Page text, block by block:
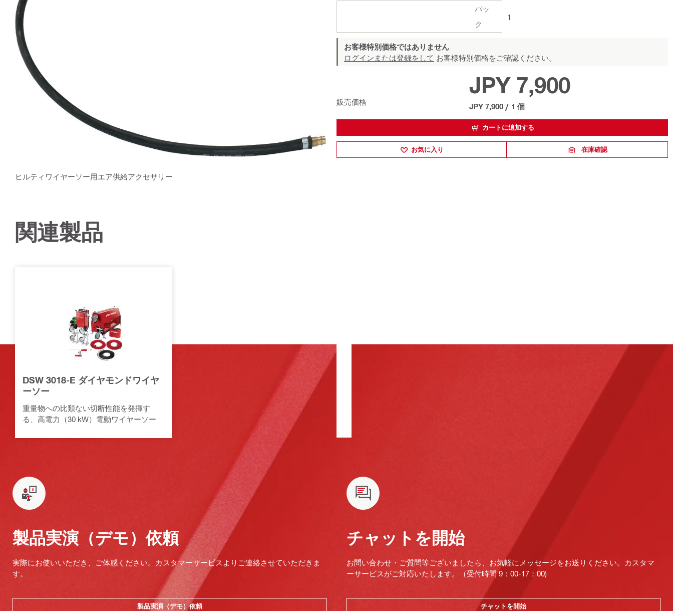
ヒルティワイヤーソー用エア供給アクセサリー
パッ
ク
1
お客様特別価格ではありません
ログインまたは登録をして お客様特別価格をご確認ください。
販売価格
JPY 7,900
JPY 7,900 / 1 個
カートに追加する
お気に入り 在庫確認
関連製品
DSW 3018-E ダイヤモンドワイヤ
ーソー
重量物への比類ない切断性能を発揮す
る、高電力（30 kW）電動ワイヤーソー
製品実演（デモ）依頼
実際にお使いいただき、ご体感ください。カスタマーサービスよりご連絡させていただきま
す。
製品実演（デモ）依頼
チャットを開始
お問い合わせ・ご質問等ございましたら、お気軽にメッセージをお送りください。カスタマ
ーサービスがご対応いたします。（受付時間 9：00-17：00)
チャットを開始